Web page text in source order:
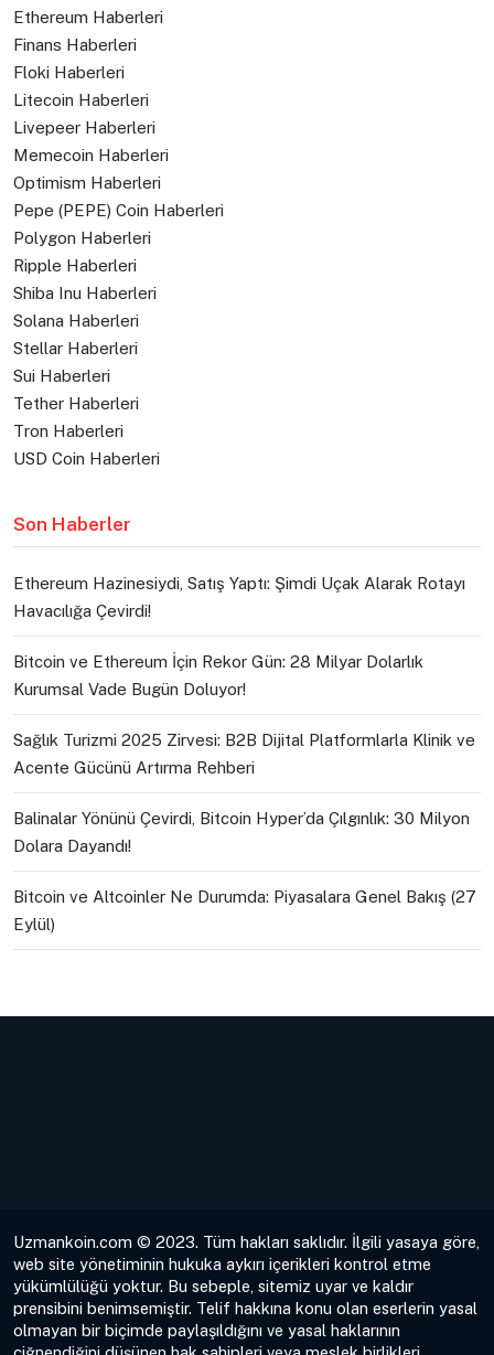
Ethereum Haberleri
Finans Haberleri
Floki Haberleri
Litecoin Haberleri
Livepeer Haberleri
Memecoin Haberleri
Optimism Haberleri
Pepe (PEPE) Coin Haberleri
Polygon Haberleri
Ripple Haberleri
Shiba Inu Haberleri
Solana Haberleri
Stellar Haberleri
Sui Haberleri
Tether Haberleri
Tron Haberleri
USD Coin Haberleri
Son Haberler
Ethereum Hazinesiydi, Satış Yaptı: Şimdi Uçak Alarak Rotayı
Havacılığa Çevirdi!
Bitcoin ve Ethereum İçin Rekor Gün: 28 Milyar Dolarlık
Kurumsal Vade Bugün Doluyor!
Sağlık Turizmi 2025 Zirvesi: B2B Dijital Platformlarla Klinik ve
Acente Gücünü Artırma Rehberi
Balinalar Yönünü Çevirdi, Bitcoin Hyper’da Çılgınlık: 30 Milyon
Dolara Dayandı!
Bitcoin ve Altcoinler Ne Durumda: Piyasalara Genel Bakış (27
Eylül)
Uzmankoin.com © 2023. Tüm hakları saklıdır. İlgili yasaya göre,
web site yönetiminin hukuka aykırı içerikleri kontrol etme
yükümlülüğü yoktur. Bu sebeple, sitemiz uyar ve kaldır
prensibini benimsemiştir. Telif hakkına konu olan eserlerin yasal
olmayan bir biçimde paylaşıldığını ve yasal haklarının